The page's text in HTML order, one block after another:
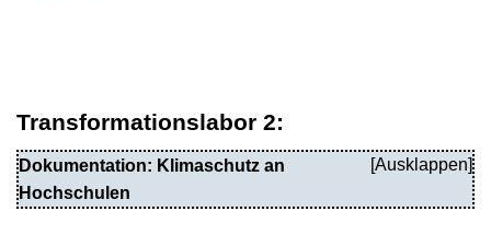
Transformationslabor 2:
Dokumentation: Klimaschutz an
Hochschulen